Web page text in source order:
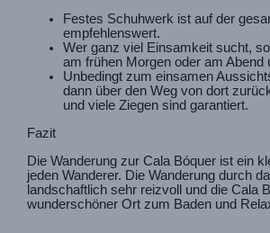
Festes Schuhwerk ist auf der
empfehlenswert.
Wer ganz viel Einsamkeit sucht,
am frühen Morgen oder am Abend
Unbedingt zum einsamen
dann über den Weg von dort
und viele Ziegen sind garantiert.
Fazit
Die Wanderung zur Cala Bóquer ist ein
jeden Wanderer. Die Wanderung durch
landschaftlich sehr reizvoll und die Cala
wunderschöner Ort zum Baden und